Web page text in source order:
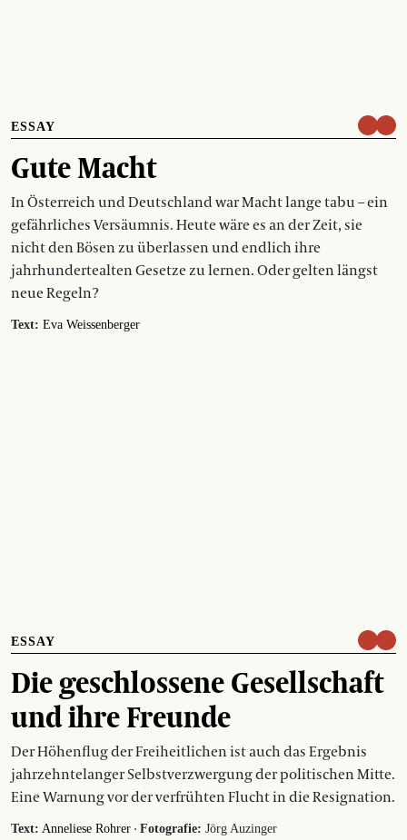
ESSAY
Gute Macht
In Österreich und Deutschland war Macht lange tabu – ein
gefährliches Versäumnis. Heute wäre es an der Zeit, sie
nicht den Bösen zu überlassen und endlich ihre
jahrhundertealten Gesetze zu lernen. Oder gelten längst
neue Regeln?
Text: Eva Weissenberger
ESSAY
Die geschlossene Gesellschaft
und ihre Freunde
Der Höhenflug der Freiheitlichen ist auch das Ergebnis
jahrzehntelanger Selbstverzwergung der politischen Mitte.
Eine Warnung vor der verfrühten Flucht in die Resignation.
Text: Anneliese Rohrer · Fotografie: Jörg Auzinger